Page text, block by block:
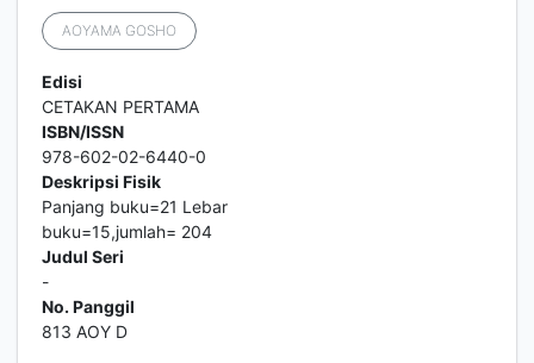
AOYAMA GOSHO
Edisi
CETAKAN PERTAMA
ISBN/ISSN
978-602-02-6440-0
Deskripsi Fisik
Panjang buku=21 Lebar
buku=15,jumlah= 204
Judul Seri
-
No. Panggil
813 AOY D